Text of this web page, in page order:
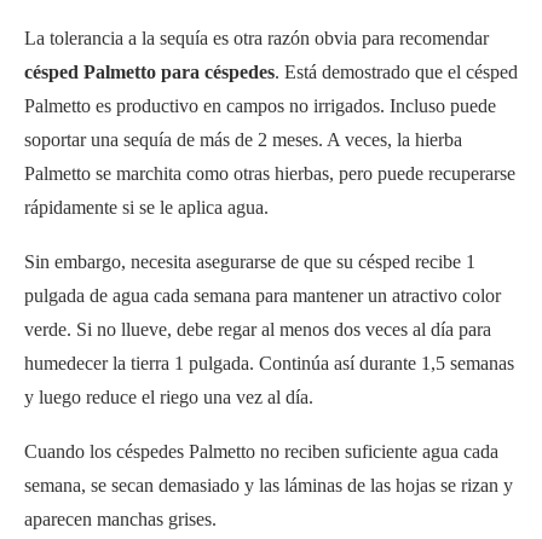
La tolerancia a la sequía es otra razón obvia para recomendar
césped Palmetto para céspedes. Está demostrado que el césped
Palmetto es productivo en campos no irrigados. Incluso puede
soportar una sequía de más de 2 meses. A veces, la hierba
Palmetto se marchita como otras hierbas, pero puede recuperarse
rápidamente si se le aplica agua.
Sin embargo, necesita asegurarse de que su césped recibe 1
pulgada de agua cada semana para mantener un atractivo color
verde. Si no llueve, debe regar al menos dos veces al día para
humedecer la tierra 1 pulgada. Continúa así durante 1,5 semanas
y luego reduce el riego una vez al día.
Cuando los céspedes Palmetto no reciben suficiente agua cada
semana, se secan demasiado y las láminas de las hojas se rizan y
aparecen manchas grises.